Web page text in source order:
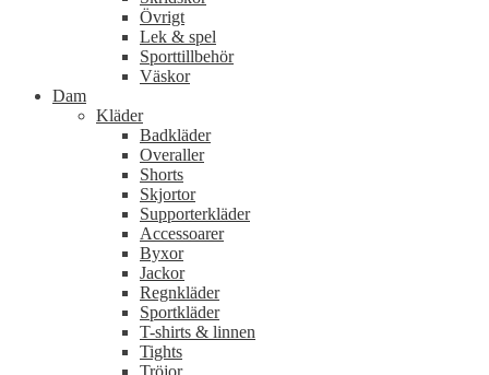
Övrigt
Lek & spel
Sporttillbehör
Väskor
Dam
Kläder
Badkläder
Overaller
Shorts
Skjortor
Supporterkläder
Accessoarer
Byxor
Jackor
Regnkläder
Sportkläder
T-shirts & linnen
Tights